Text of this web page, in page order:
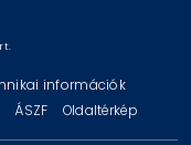
információk
ÁSZF Oldaltérkép